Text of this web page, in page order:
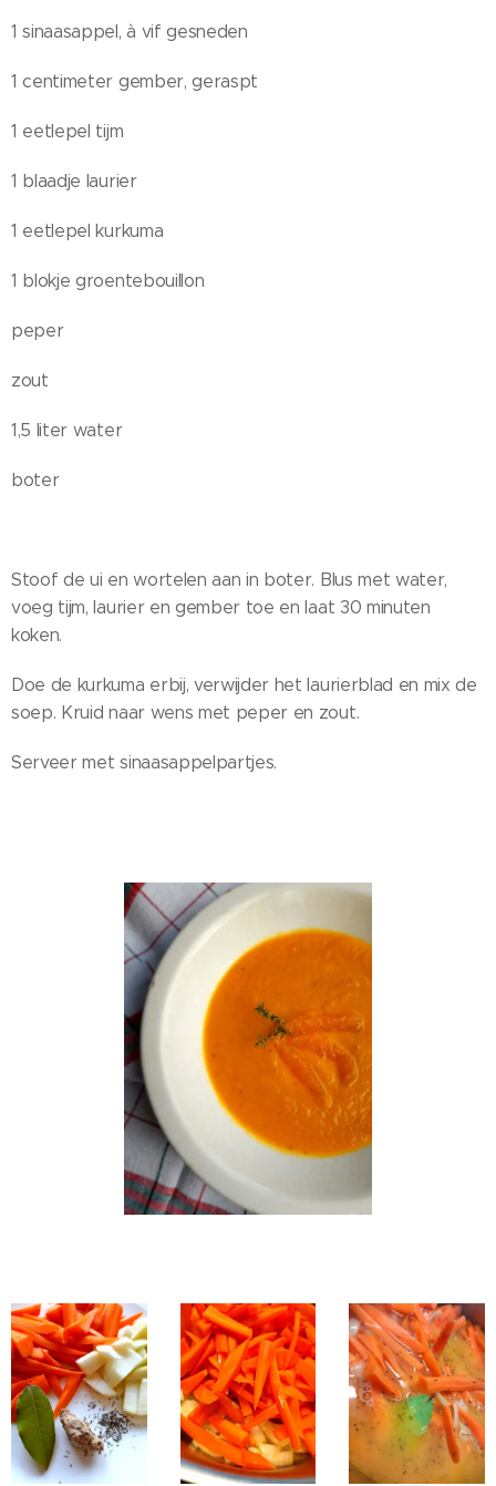
1 sinaasappel, à vif gesneden
1 centimeter gember, geraspt
1 eetlepel tijm
1 blaadje laurier
1 eetlepel kurkuma
1 blokje groentebouillon
peper
zout
1,5 liter water
boter
Stoof de ui en wortelen aan in boter. Blus met water,
voeg tijm, laurier en gember toe en laat 30 minuten
koken.
Doe de kurkuma erbij, verwijder het laurierblad en mix de
soep. Kruid naar wens met peper en zout.
Serveer met sinaasappelpartjes.